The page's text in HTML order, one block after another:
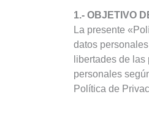
1.- OBJETIVO
La presente
datos
libertades de
personales
Política de